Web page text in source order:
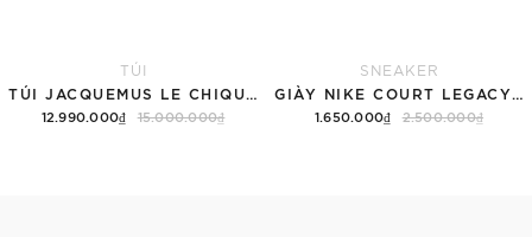
TÚI
12.990.000₫ 15.000.000₫
SNEAKER
1.650.000₫ 2.500.000₫